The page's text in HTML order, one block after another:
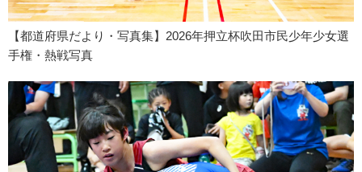
【都道府県だより・写真集】2026年押立杯吹田市民少年少女選
手権・熱戦写真